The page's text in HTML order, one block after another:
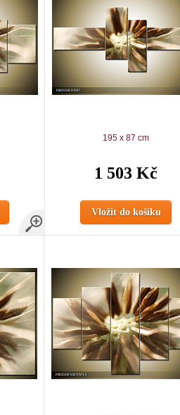
195 x 87 cm
1 503 Kč
Vložit do košíku